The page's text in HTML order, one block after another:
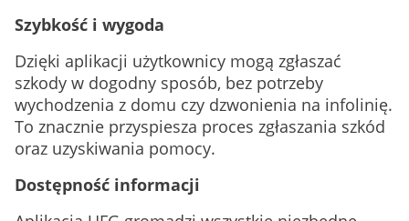
Szybkość i wygoda
Dzięki aplikacji użytkownicy mogą zgłaszać
szkody w dogodny sposób, bez potrzeby
wychodzenia z domu czy dzwonienia na infolinię.
To znacznie przyspiesza proces zgłaszania szkód
oraz uzyskiwania pomocy.
Dostępność informacji